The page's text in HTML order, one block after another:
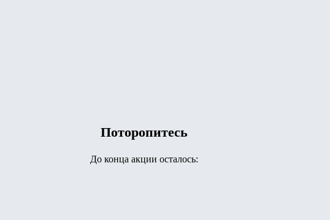
Поторопитесь
До конца акции осталось: